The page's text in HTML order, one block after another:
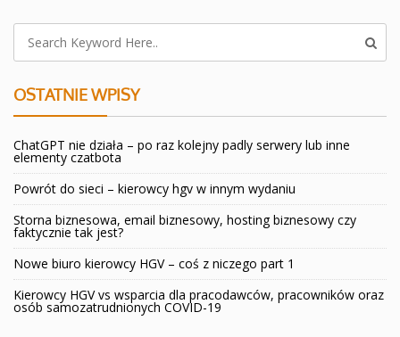
OSTATNIE WPISY
ChatGPT nie działa – po raz kolejny padly serwery lub inne
elementy czatbota
Powrót do sieci – kierowcy hgv w innym wydaniu
Storna biznesowa, email biznesowy, hosting biznesowy czy
faktycznie tak jest?
Nowe biuro kierowcy HGV – coś z niczego part 1
Kierowcy HGV vs wsparcia dla pracodawców, pracowników oraz
osób samozatrudnionych COVID-19